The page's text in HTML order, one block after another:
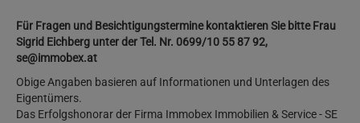
Für Fragen und Besichtigungstermine kontaktieren Sie bitte Frau
Sigrid Eichberg unter der Tel. Nr. 0699/10 55 87 92,
se@immobex.at
Obige Angaben basieren auf Informationen und Unterlagen des
Eigentümers.
Das Erfolgshonorar der Firma Immobex Immobilien & Service - SE